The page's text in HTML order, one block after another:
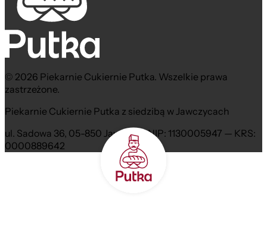
© 2026 Piekarnie Cukiernie Putka. Wszelkie prawa
zastrzeżone.
Piekarnie Cukiernie Putka z siedzibą w Jawczycach
ul. Sadowa 36, 05-850 Jawczyce NIP: 1130005947 — KRS:
0000889642